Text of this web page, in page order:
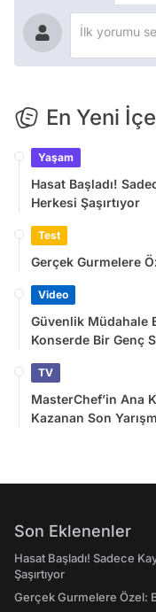
En Yeni
Yaşam
Hasat Başladı!
Herkesi Şaşırtıyor
Test
Gerçek Gurmelere
Video
Güvenlik Müdahale
Konserde Bir Genç
TV
MasterChef’in Ana
Kazanan Son
Son Eklenenler
Hasat Başladı! Sadece
Şaşırtıyor
Gerçek Gurmelere Özel: